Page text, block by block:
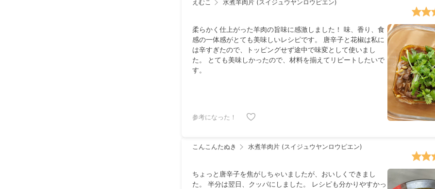
えむこ 水煮羊肉片 (スイジュウヤンロウピエン)
柔らかく仕上がった羊肉の旨味に感激しました！ 味、香り、食
感の一体感がとても美味しいレシピです。 唐辛子と花椒は私に
は辛すぎたので、トッピングせず途中で味変として使いまし
た。 とても美味しかったので、材料を揃えてリピートしたいで
す。
参考になった！
こんこんたぬき 水煮羊肉片 (スイジュウヤンロウピエン)
ちょっと唐辛子を焦がしちゃいましたが、おいしくできまし
た。 半分は翌日、クッパにしました。 レシピも分かりやすかっ